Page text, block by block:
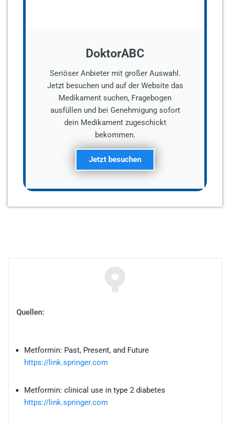
DoktorABC
Seriöser Anbieter mit großer Auswahl.
Jetzt besuchen und auf der Website das
Medikament suchen, Fragebogen
ausfüllen und bei Genehmigung sofort
dein Medikament zugeschickt
bekommen.
Jetzt besuchen
Quellen:
Metformin: Past, Present, and Future
https://link.springer.com
Metformin: clinical use in type 2 diabetes
https://link.springer.com